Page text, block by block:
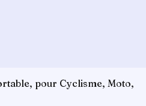
pour Cyclisme, Moto,